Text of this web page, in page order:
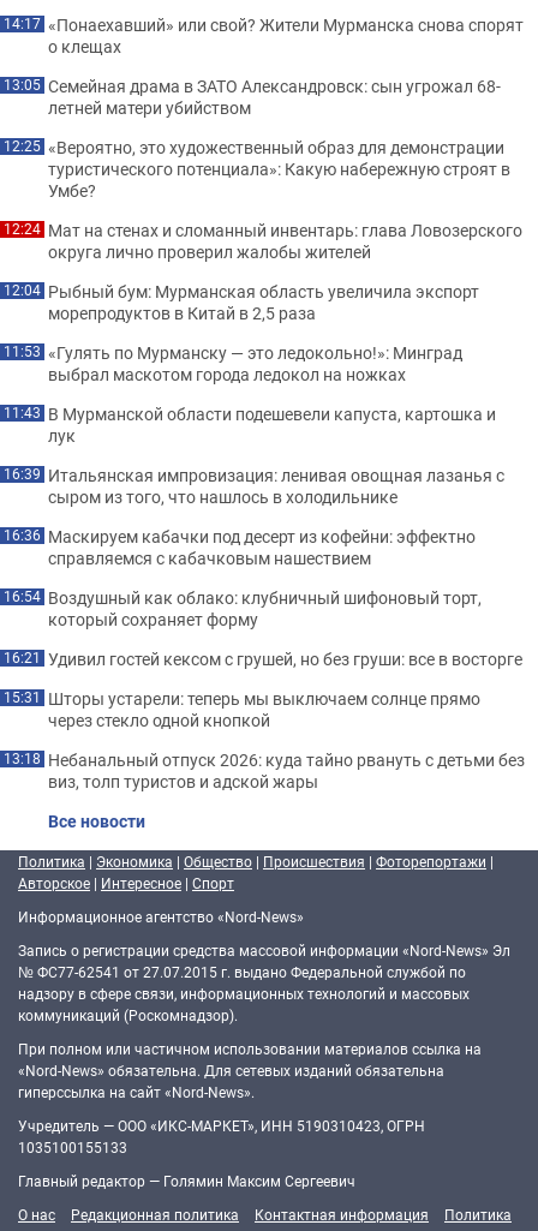
14:17 «Понаехавший» или свой? Жители Мурманска снова спорят
о клещах
13:05 Семейная драма в ЗАТО Александровск: сын угрожал 68-
летней матери убийством
12:25 «Вероятно, это художественный образ для демонстрации
туристического потенциала»: Какую набережную строят в
Умбе?
12:24 Мат на стенах и сломанный инвентарь: глава Ловозерского
округа лично проверил жалобы жителей
12:04 Рыбный бум: Мурманская область увеличила экспорт
морепродуктов в Китай в 2,5 раза
11:53 «Гулять по Мурманску — это ледокольно!»: Минград
выбрал маскотом города ледокол на ножках
11:43 В Мурманской области подешевели капуста, картошка и
лук
16:39 Итальянская импровизация: ленивая овощная лазанья с
сыром из того, что нашлось в холодильнике
16:36 Маскируем кабачки под десерт из кофейни: эффектно
справляемся с кабачковым нашествием
16:54 Воздушный как облако: клубничный шифоновый торт,
который сохраняет форму
16:21 Удивил гостей кексом с грушей, но без груши: все в восторге
15:31 Шторы устарели: теперь мы выключаем солнце прямо
через стекло одной кнопкой
13:18 Небанальный отпуск 2026: куда тайно рвануть с детьми без
виз, толп туристов и адской жары
Все новости
Политика | Экономика | Общество | Происшествия | Фоторепортажи |
Авторское | Интересное | Спорт
Информационное агентство «Nord-News»
Запись о регистрации средства массовой информации «Nord-News» Эл
№ ФС77-62541 от 27.07.2015 г. выдано Федеральной службой по
надзору в сфере связи, информационных технологий и массовых
коммуникаций (Роскомнадзор).
При полном или частичном использовании материалов ссылка на
«Nord-News» обязательна. Для сетевых изданий обязательна
гиперссылка на сайт «Nord-News».
Учредитель — ООО «ИКС-МАРКЕТ», ИНН 5190310423, ОГРН
1035100155133
Главный редактор — Голямин Максим Сергеевич
О нас
Редакционная политика Контактная информация
Политика